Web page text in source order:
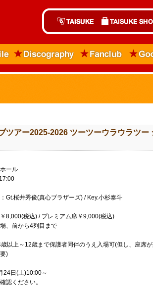
ツアー2025-2026 ツーツーウラウラツー
ール
Gt.桜井秀俊(真心ブラザーズ) / Key.小杉泰斗
8,000(税込) / プレミアム席￥9,000(税込)
、前から4列目まで
以上～12歳まで保護者同伴のうえ入場可(但し、座席
)
24日(土)10:00～
認ください。